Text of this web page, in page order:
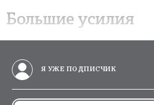
Большие усилия
Я УЖЕ ПОДПИСЧИК